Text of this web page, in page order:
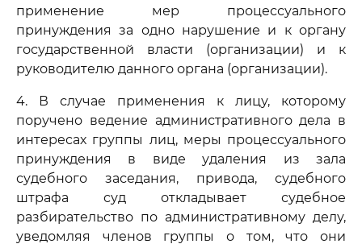
применение мер процессуального
принуждения за одно нарушение и к органу
государственной власти (организации) и к
руководителю данного органа (организации).
4. В случае применения к лицу, которому
поручено ведение административного дела в
интересах группы лиц, меры процессуального
принуждения в виде удаления из зала
судебного заседания, привода, судебного
штрафа суд откладывает судебное
разбирательство по административному делу,
уведомляя членов группы о том, что они